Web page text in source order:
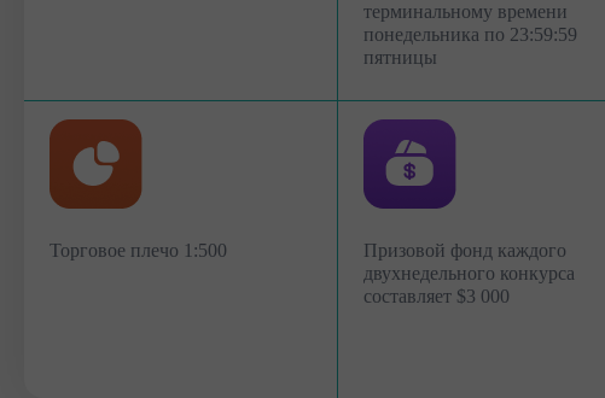
терминальному времени
понедельника по 23:59:59
пятницы
Торговое плечо 1:500
Призовой фонд каждого
двухнедельного конкурса
составляет $3 000